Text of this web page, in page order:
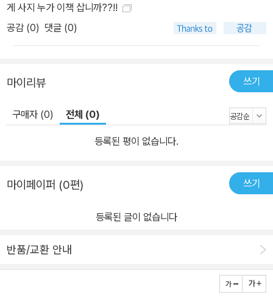
게 사지 누가 이책 삽니까??!!
공감 (0) 댓글 (0)
마이리뷰 쓰기
구매자 (0) 전체 (0)
등록된 평이 없습니다.
마이페이퍼 (0편) 쓰기
등록된 글이 없습니다
반품/교환 안내